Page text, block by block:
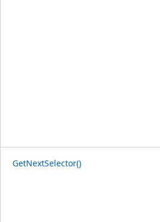
GetNextSelector()